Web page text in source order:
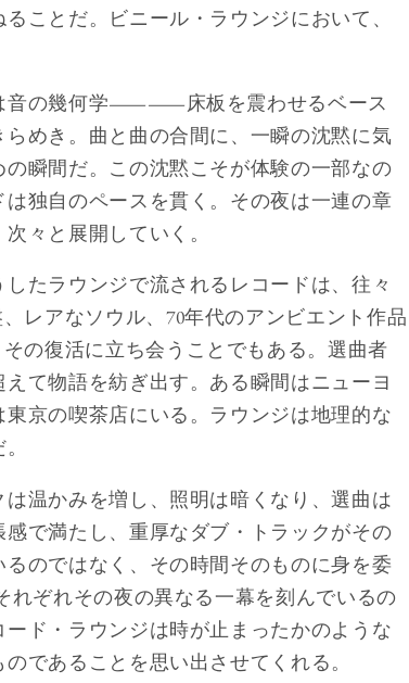
ことだ。ビニール・ラウンジにおいて、
は音の幾何学――床板を震わせるベース
めき。曲と曲の合間に、一瞬の沈黙に気
瞬間だ。この沈黙こそが体験の一部なの
独自のペースを貫く。その夜は一連の章
々と展開していく。
たラウンジで流されるレコードは、往々
アなソウル、70年代のアンビエント作品
復活に立ち会うことでもある。選曲者
て物語を紡ぎ出す。ある瞬間はニューヨ
京の喫茶店にいる。ラウンジは地理的な
温かみを増し、照明は暗くなり、選曲は
で満たし、重厚なダブ・トラックがその
のではなく、その時間そのものに身を委
ぞれその夜の異なる一幕を刻んでいるの
ド・ラウンジは時が止まったかのような
であることを思い出させてくれる。